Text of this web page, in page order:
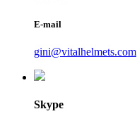
E-mail
gini@vitalhelmets.com
Skype